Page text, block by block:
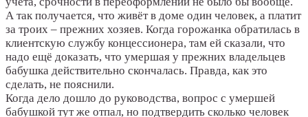
А так получается, что живёт в доме один человек, а платит
за троих – прежних хозяев. Когда горожанка обратилась в
клиентскую службу концессионера, там ей сказали, что
надо ещё доказать, что умершая у прежних владельцев
бабушка действительно скончалась. Правда, как это
сделать, не пояснили.
Когда дело дошло до руководства, вопрос с умершей
бабушкой тут же отпал, но подтвердить сколько человек